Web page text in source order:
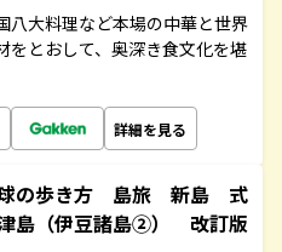
八大料理など本場の中華と世界
をとおして、奥深き食文化を堪
詳細を見る
の歩き方 島旅 新島 式
島（伊豆諸島②） 改訂版